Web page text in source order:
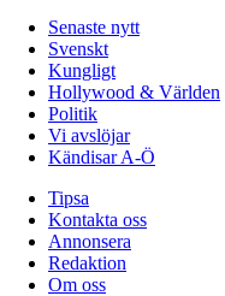
Senaste nytt
Svenskt
Kungligt
Hollywood & Världen
Politik
Vi avslöjar
Kändisar A-Ö
Tipsa
Kontakta oss
Annonsera
Redaktion
Om oss